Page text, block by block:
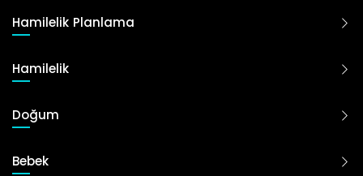
Hamilelik Planlama
Hamilelik
Doğum
Bebek